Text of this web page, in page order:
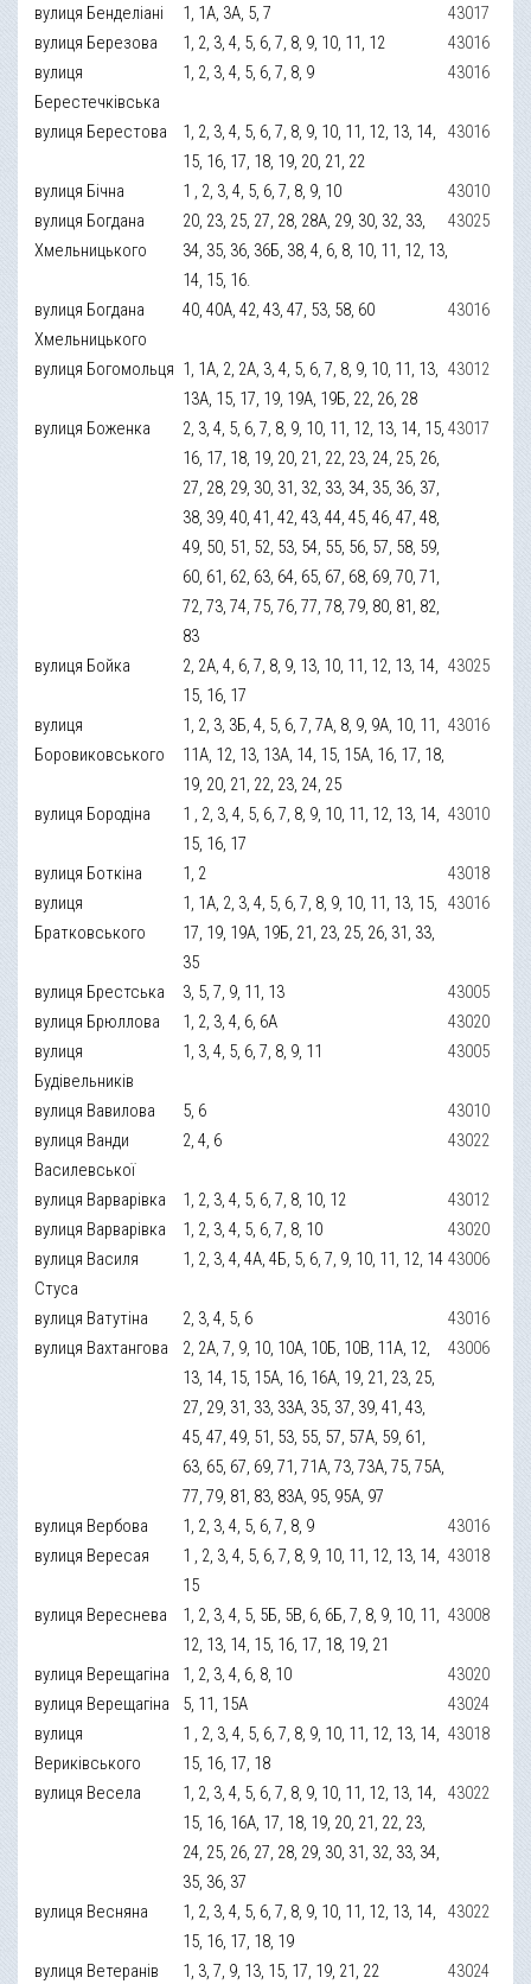
вулиця Бенделіані 1, 1А, 3А, 5, 7
43017
вулиця Березова
1, 2, 3, 4, 5, 6, 7, 8, 9, 10, 11, 12
43016
вулиця
Берестечківська
1, 2, 3, 4, 5, 6, 7, 8, 9 43016
вулиця Берестова
1, 2, 3, 4, 5, 6, 7, 8, 9, 10, 11, 12, 13, 14,
15, 16, 17, 18, 19, 20, 21, 22
43016
вулиця Бічна 1 , 2, 3, 4, 5, 6, 7, 8, 9, 10
43010
вулиця Богдана
Хмельницького
20, 23, 25, 27, 28, 28А, 29, 30, 32, 33,
34, 35, 36, 36Б, 38, 4, 6, 8, 10, 11, 12, 13,
14, 15, 16.
43025
вулиця Богдана
Хмельницького
40, 40А, 42, 43, 47, 53, 58, 60 43016
вулиця Богомольця 1, 1А, 2, 2А, 3, 4, 5, 6, 7, 8, 9, 10, 11, 13,
13А, 15, 17, 19, 19А, 19Б, 22, 26, 28
43012
вулиця Боженка
2, 3, 4, 5, 6, 7, 8, 9, 10, 11, 12, 13, 14, 15,
16, 17, 18, 19, 20, 21, 22, 23, 24, 25, 26,
27, 28, 29, 30, 31, 32, 33, 34, 35, 36, 37,
38, 39, 40, 41, 42, 43, 44, 45, 46, 47, 48,
49, 50, 51, 52, 53, 54, 55, 56, 57, 58, 59,
60, 61, 62, 63, 64, 65, 67, 68, 69, 70, 71,
72, 73, 74, 75, 76, 77, 78, 79, 80, 81, 82,
83
43017
вулиця Бойка
2, 2А, 4, 6, 7, 8, 9, 13, 10, 11, 12, 13, 14,
15, 16, 17
43025
вулиця
Боровиковського
1, 2, 3, 3Б, 4, 5, 6, 7, 7А, 8, 9, 9А, 10, 11,
11А, 12, 13, 13А, 14, 15, 15А, 16, 17, 18,
19, 20, 21, 22, 23, 24, 25
43016
вулиця Бородіна
1 , 2, 3, 4, 5, 6, 7, 8, 9, 10, 11, 12, 13, 14,
15, 16, 17
43010
вулиця Боткіна 1, 2
43018
вулиця
Братковського
1, 1А, 2, 3, 4, 5, 6, 7, 8, 9, 10, 11, 13, 15,
17, 19, 19А, 19Б, 21, 23, 25, 26, 31, 33,
35
43016
вулиця Брестська 3, 5, 7, 9, 11, 13
43005
вулиця Брюллова
1, 2, 3, 4, 6, 6А
43020
вулиця
Будівельників
1, 3, 4, 5, 6, 7, 8, 9, 11 43005
вулиця Вавилова 5, 6
43010
вулиця Ванди
Василевської
2, 4, 6 43022
вулиця Варварівка 1, 2, 3, 4, 5, 6, 7, 8, 10, 12
43012
вулиця Варварівка
1, 2, 3, 4, 5, 6, 7, 8, 10
43020
вулиця Василя
Стуса
1, 2, 3, 4, 4А, 4Б, 5, 6, 7, 9, 10, 11, 12, 14 43006
вулиця Ватутіна 2, 3, 4, 5, 6
43016
вулиця Вахтангова
2, 2А, 7, 9, 10, 10А, 10Б, 10В, 11А, 12,
13, 14, 15, 15А, 16, 16А, 19, 21, 23, 25,
27, 29, 31, 33, 33А, 35, 37, 39, 41, 43,
45, 47, 49, 51, 53, 55, 57, 57А, 59, 61,
63, 65, 67, 69, 71, 71А, 73, 73А, 75, 75А,
77, 79, 81, 83, 83А, 95, 95А, 97
43006
вулиця Вербова 1, 2, 3, 4, 5, 6, 7, 8, 9
43016
вулиця Вересая
1 , 2, 3, 4, 5, 6, 7, 8, 9, 10, 11, 12, 13, 14,
15
43018
вулиця Вереснева
1, 2, 3, 4, 5, 5Б, 5В, 6, 6Б, 7, 8, 9, 10, 11,
12, 13, 14, 15, 16, 17, 18, 19, 21
43008
вулиця Верещагіна 1, 2, 3, 4, 6, 8, 10
43020
вулиця Верещагіна
5, 11, 15А
43024
вулиця
Вериківського
1 , 2, 3, 4, 5, 6, 7, 8, 9, 10, 11, 12, 13, 14,
15, 16, 17, 18
43018
вулиця Весела
1, 2, 3, 4, 5, 6, 7, 8, 9, 10, 11, 12, 13, 14,
15, 16, 16А, 17, 18, 19, 20, 21, 22, 23,
24, 25, 26, 27, 28, 29, 30, 31, 32, 33, 34,
35, 36, 37
43022
вулиця Весняна
1, 2, 3, 4, 5, 6, 7, 8, 9, 10, 11, 12, 13, 14,
15, 16, 17, 18, 19
43022
вулиця Ветеранів 1, 3, 7, 9, 13, 15, 17, 19, 21, 22 43024